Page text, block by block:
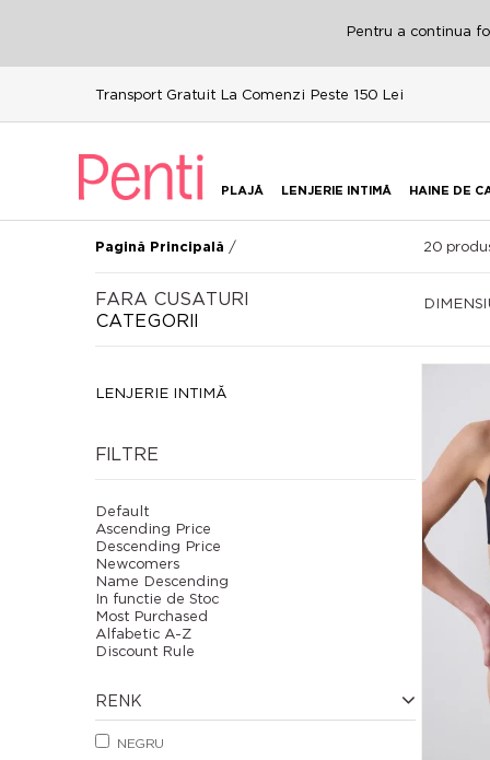
Pentru a continua
Transport Gratuit La Comenzi Peste 150 Lei
PLAJĂ LENJERIE INTIMĂ HAINE DE
Pagină Principală / 20
FARA CUSATURI
CATEGORII
LENJERIE INTIMĂ
FILTRE
Default
Ascending Price
Descending Price
Newcomers
Name Descending
In functie de Stoc
Most Purchased
Alfabetic A-Z
Discount Rule
RENK
NEGRU